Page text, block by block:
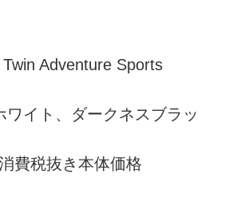
Adventure Sports
ワイト、ダークネスブラッ
費税抜き本体価格